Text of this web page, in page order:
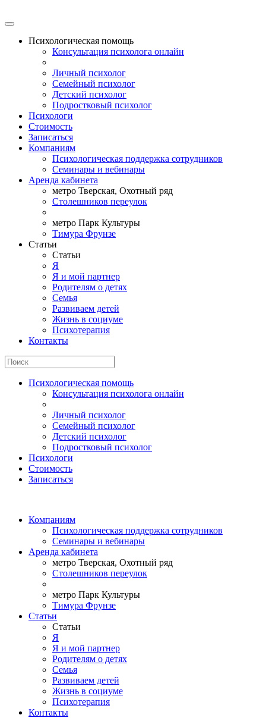
Психологическая помощь
Консультация психолога онлайн
Личный психолог
Семейный психолог
Детский психолог
Подростковый психолог
Психологи
Стоимость
Записаться
Компаниям
Психологическая поддержка сотрудников
Семинары и вебинары
Аренда кабинета
метро Тверская, Охотный ряд
Столешников переулок
метро Парк Культуры
Тимура Фрунзе
Статьи
Статьи
Я
Я и мой партнер
Родителям о детях
Семья
Развиваем детей
Жизнь в социуме
Психотерапия
Контакты
Психологическая помощь
Консультация психолога онлайн
Личный психолог
Семейный психолог
Детский психолог
Подростковый психолог
Психологи
Стоимость
Записаться
Компаниям
Психологическая поддержка сотрудников
Семинары и вебинары
Аренда кабинета
метро Тверская, Охотный ряд
Столешников переулок
метро Парк Культуры
Тимура Фрунзе
Статьи
Статьи
Я
Я и мой партнер
Родителям о детях
Семья
Развиваем детей
Жизнь в социуме
Психотерапия
Контакты